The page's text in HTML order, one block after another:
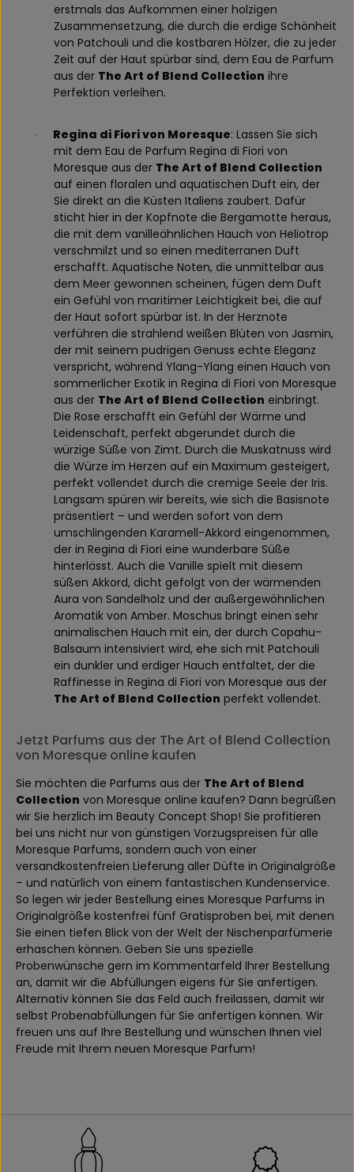
erstmals das Aufkommen einer holzigen
Zusammensetzung, die durch die erdige Schönheit
von Patchouli und die kostbaren Hölzer, die zu jeder
Zeit auf der Haut spürbar sind, dem Eau de Parfum
aus der The Art of Blend Collection ihre
Perfektion verleihen.
· Regina di Fiori von Moresque: Lassen Sie sich
mit dem Eau de Parfum Regina di Fiori von
Moresque aus der The Art of Blend Collection
auf einen floralen und aquatischen Duft ein, der
Sie direkt an die Küsten Italiens zaubert. Dafür
sticht hier in der Kopfnote die Bergamotte heraus,
die mit dem vanilleähnlichen Hauch von Heliotrop
verschmilzt und so einen mediterranen Duft
erschafft. Aquatische Noten, die unmittelbar aus
dem Meer gewonnen scheinen, fügen dem Duft
ein Gefühl von maritimer Leichtigkeit bei, die auf
der Haut sofort spürbar ist. In der Herznote
verführen die strahlend weißen Blüten von Jasmin,
der mit seinem pudrigen Genuss echte Eleganz
verspricht, während Ylang-Ylang einen Hauch von
sommerlicher Exotik in Regina di Fiori von Moresque
aus der The Art of Blend Collection einbringt.
Die Rose erschafft ein Gefühl der Wärme und
Leidenschaft, perfekt abgerundet durch die
würzige Süße von Zimt. Durch die Muskatnuss wird
die Würze im Herzen auf ein Maximum gesteigert,
perfekt vollendet durch die cremige Seele der Iris.
Langsam spüren wir bereits, wie sich die Basisnote
präsentiert – und werden sofort von dem
umschlingenden Karamell-Akkord eingenommen,
der in Regina di Fiori eine wunderbare Süße
hinterlässt. Auch die Vanille spielt mit diesem
süßen Akkord, dicht gefolgt von der wärmenden
Aura von Sandelholz und der außergewöhnlichen
Aromatik von Amber. Moschus bringt einen sehr
animalischen Hauch mit ein, der durch Copahu-
Balsaum intensiviert wird, ehe sich mit Patchouli
ein dunkler und erdiger Hauch entfaltet, der die
Raffinesse in Regina di Fiori von Moresque aus der
The Art of Blend Collection perfekt vollendet.
Jetzt Parfums aus der The Art of Blend Collection
von Moresque online kaufen
Sie möchten die Parfums aus der The Art of Blend
Collection von Moresque online kaufen? Dann begrüßen
wir Sie herzlich im Beauty Concept Shop! Sie profitieren
bei uns nicht nur von günstigen Vorzugspreisen für alle
Moresque Parfums, sondern auch von einer
versandkostenfreien Lieferung aller Düfte in Originalgröße
– und natürlich von einem fantastischen Kundenservice.
So legen wir jeder Bestellung eines Moresque Parfums in
Originalgröße kostenfrei fünf Gratisproben bei, mit denen
Sie einen tiefen Blick von der Welt der Nischenparfümerie
erhaschen können. Geben Sie uns spezielle
Probenwünsche gern im Kommentarfeld Ihrer Bestellung
an, damit wir die Abfüllungen eigens für Sie anfertigen.
Alternativ können Sie das Feld auch freilassen, damit wir
selbst Probenabfüllungen für Sie anfertigen können. Wir
freuen uns auf Ihre Bestellung und wünschen Ihnen viel
Freude mit Ihrem neuen Moresque Parfum!